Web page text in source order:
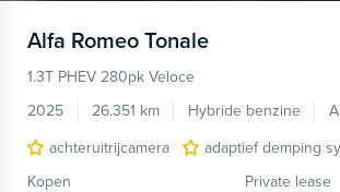
Alfa Romeo Tonale
1.3T PHEV 280pk Veloce
2025
26.351 km Hybride benzine
achteruitrijcamera
adaptief demping
Kopen
Private lease